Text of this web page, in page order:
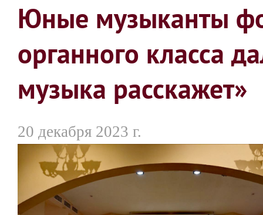
Юные музыканты
органного класса
музыка расскажет»
20 декабря 2023 г.